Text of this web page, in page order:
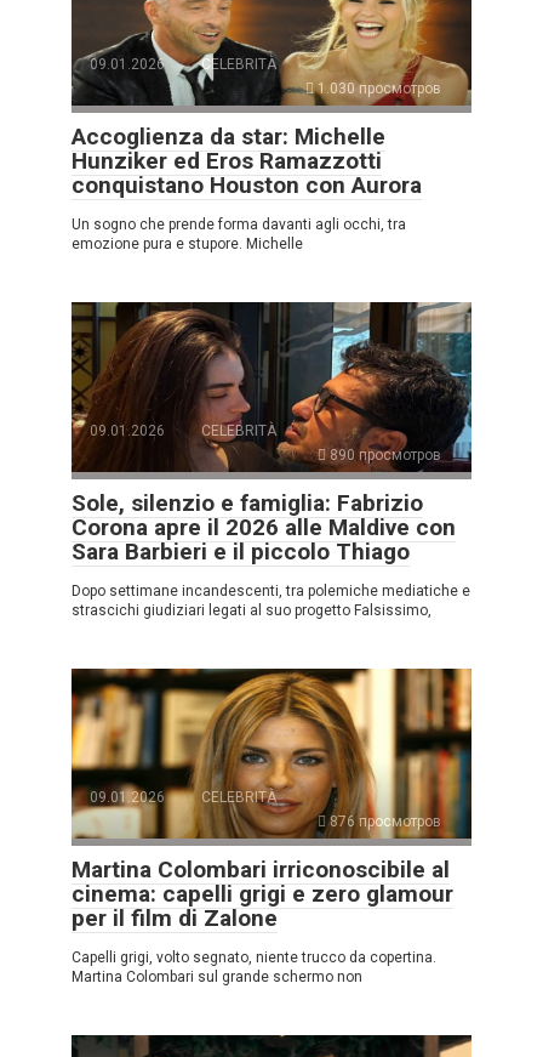
09.01.2026
CELEBRITÀ
1.030 просмотров
Accoglienza da star: Michelle
Hunziker ed Eros Ramazzotti
conquistano Houston con Aurora
Un sogno che prende forma davanti agli occhi, tra
emozione pura e stupore. Michelle
09.01.2026
CELEBRITÀ
890 просмотров
Sole, silenzio e famiglia: Fabrizio
Corona apre il 2026 alle Maldive con
Sara Barbieri e il piccolo Thiago
Dopo settimane incandescenti, tra polemiche mediatiche e
strascichi giudiziari legati al suo progetto Falsissimo,
09.01.2026
CELEBRITÀ
876 просмотров
Martina Colombari irriconoscibile al
cinema: capelli grigi e zero glamour
per il film di Zalone
Capelli grigi, volto segnato, niente trucco da copertina.
Martina Colombari sul grande schermo non